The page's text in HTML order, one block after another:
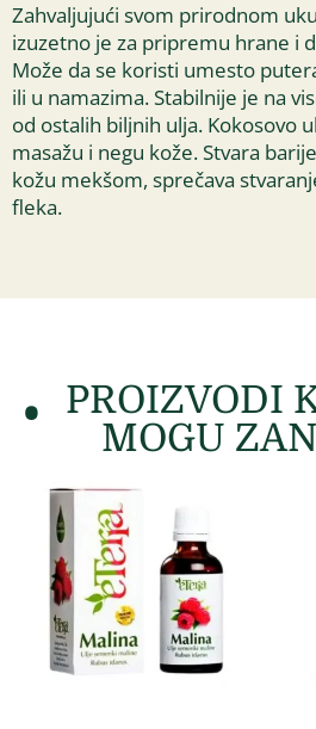
Zahvaljujući svom prirodnom
izuzetno je za pripremu hrane i
Može da se koristi umesto
ili u namazima. Stabilnije je na
od ostalih biljnih ulja. Kokosovo
masažu i negu kože. Stvara
kožu mekšom, sprečava
fleka.
PROIZVODI
MOGU